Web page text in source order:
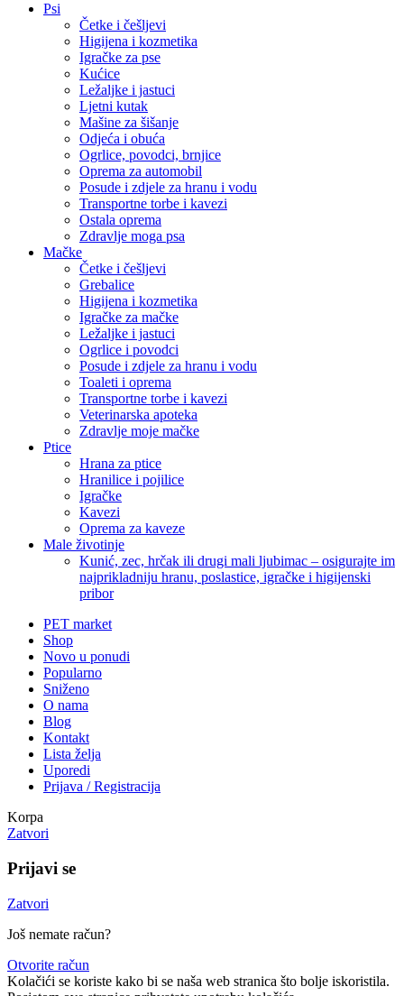
Psi
Četke i češljevi
Higijena i kozmetika
Igračke za pse
Kućice
Ležaljke i jastuci
Ljetni kutak
Mašine za šišanje
Odjeća i obuća
Ogrlice, povodci, brnjice
Oprema za automobil
Posude i zdjele za hranu i vodu
Transportne torbe i kavezi
Ostala oprema
Zdravlje moga psa
Mačke
Četke i češljevi
Grebalice
Higijena i kozmetika
Igračke za mačke
Ležaljke i jastuci
Ogrlice i povodci
Posude i zdjele za hranu i vodu
Toaleti i oprema
Transportne torbe i kavezi
Veterinarska apoteka
Zdravlje moje mačke
Ptice
Hrana za ptice
Hranilice i pojilice
Igračke
Kavezi
Oprema za kaveze
Male životinje
Kunić, zec, hrčak ili drugi mali ljubimac – osigurajte im
najprikladniju hranu, poslastice, igračke i higijenski
pribor
PET market
Shop
Novo u ponudi
Popularno
Sniženo
O nama
Blog
Kontakt
Lista želja
Uporedi
Prijava / Registracija
Korpa
Zatvori
Prijavi se
Zatvori
Još nemate račun?
Otvorite račun
Kolačići se koriste kako bi se naša web stranica što bolje iskoristila.